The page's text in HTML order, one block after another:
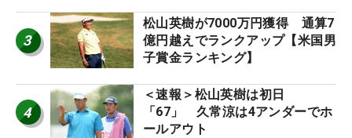
3
松山英樹が7000万円獲得 通算7
億円越えでランクアップ【米国男
子賞金ランキング】
4
＜速報＞松山英樹は初日
「67」 久常涼は4アンダーでホ
ールアウト